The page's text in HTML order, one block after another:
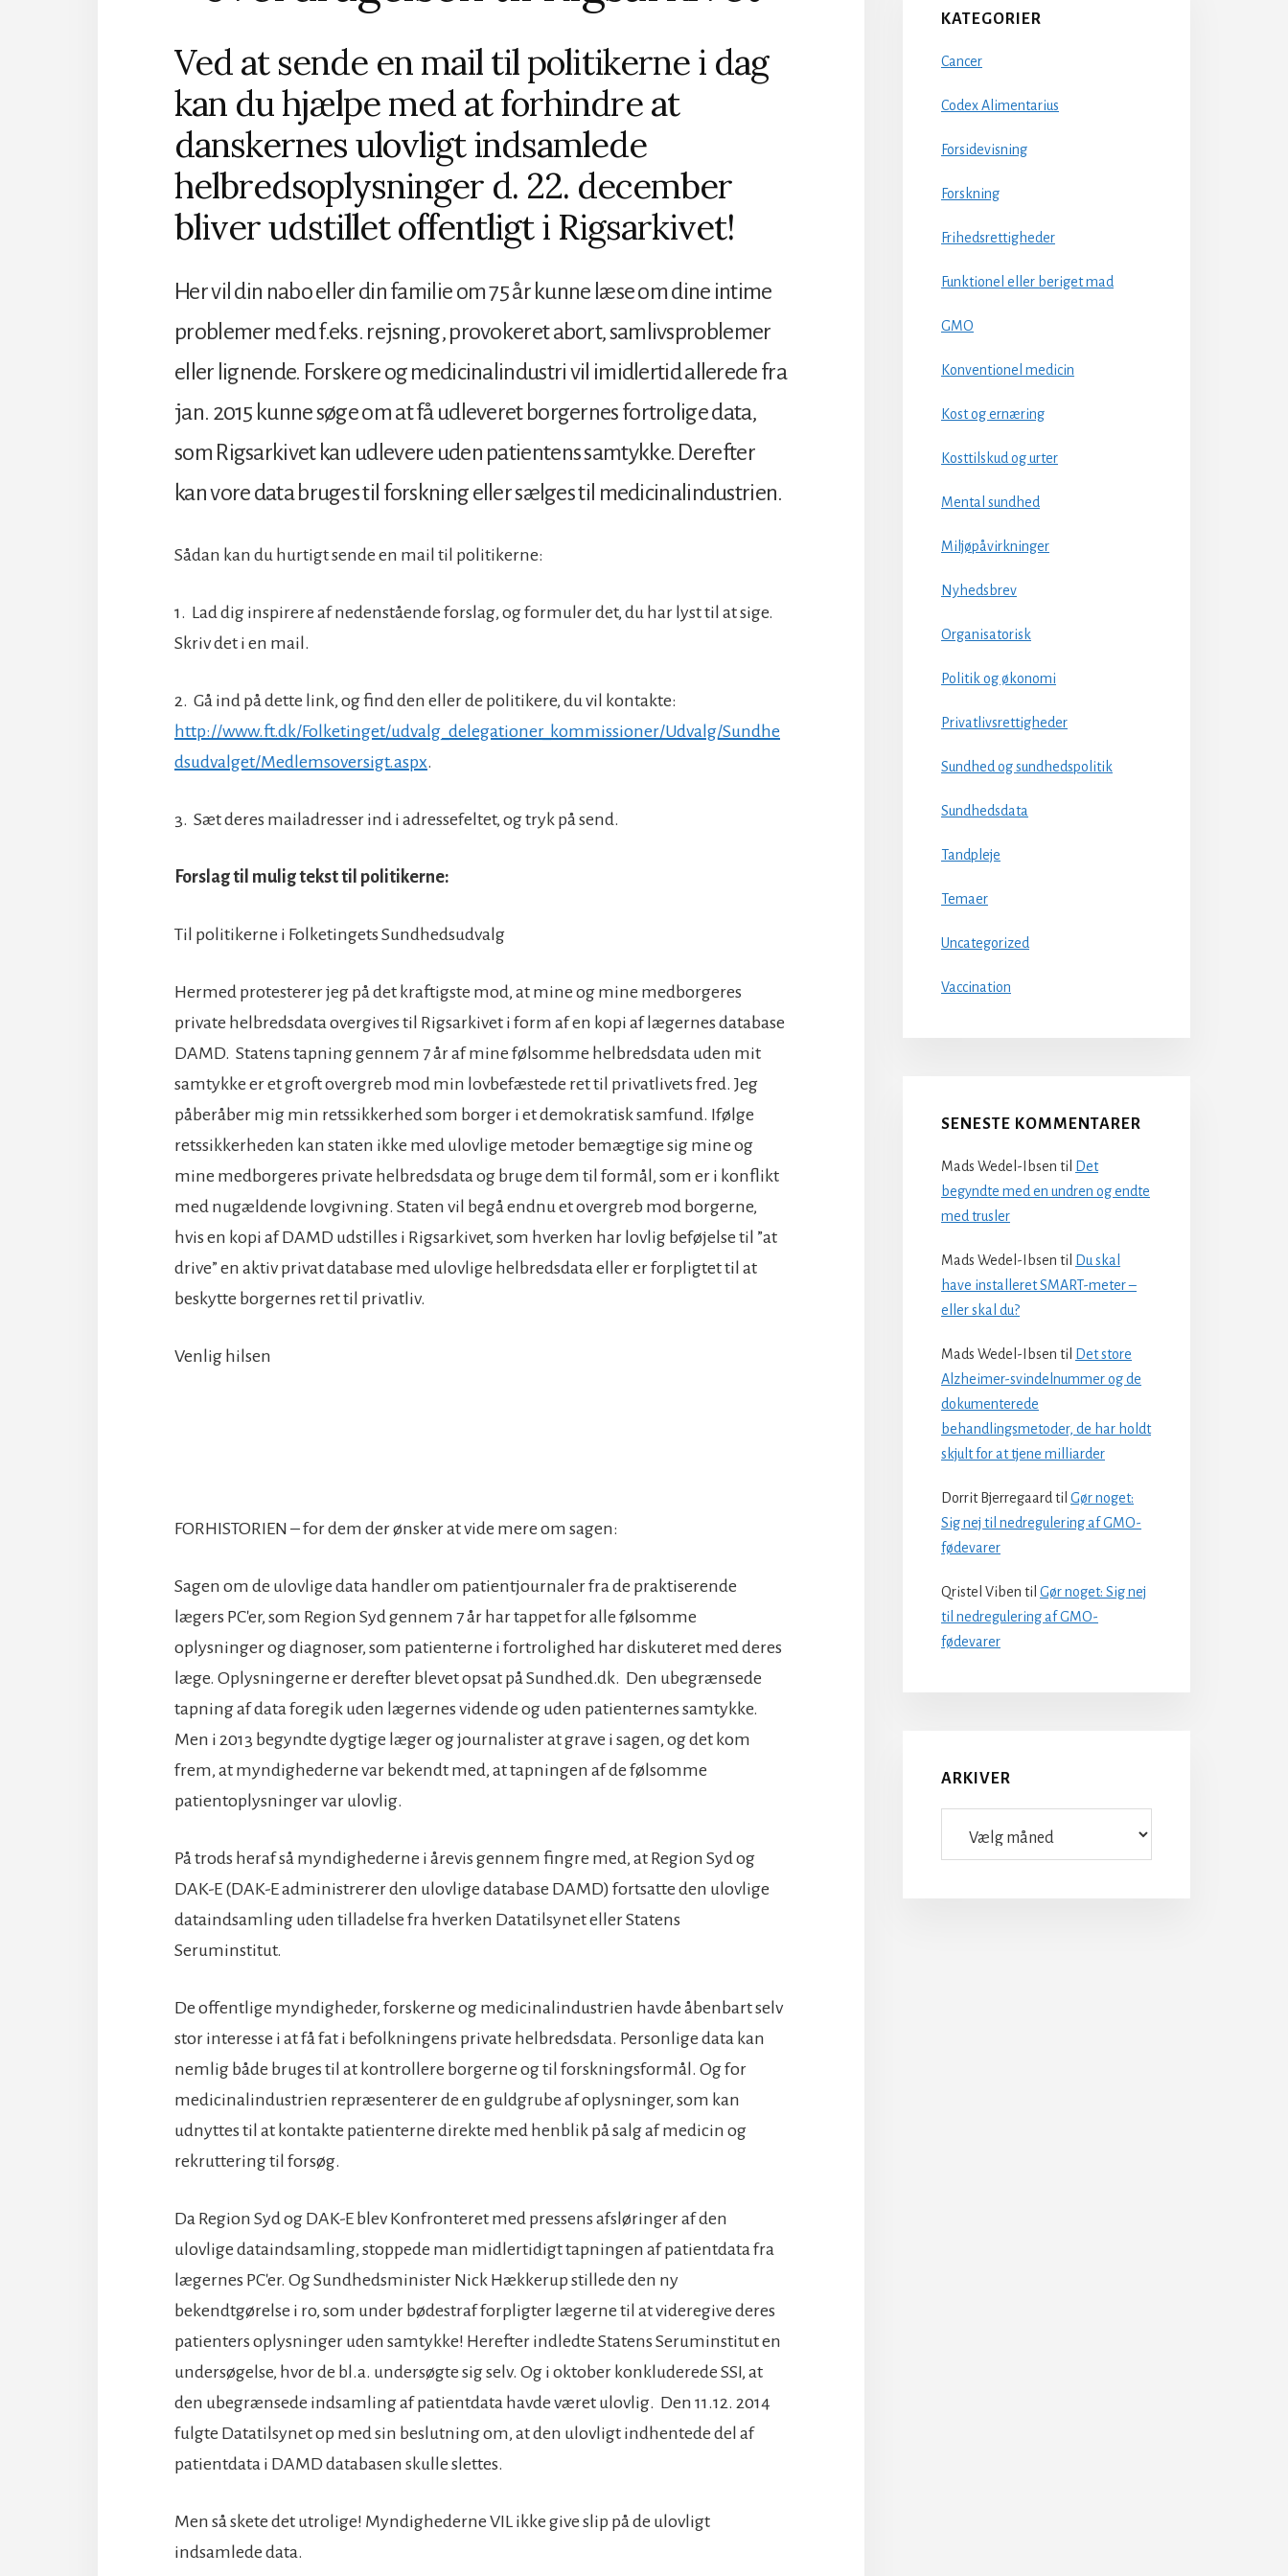
Ved at sende en mail til politikerne i dag
kan du hjælpe med at forhindre at
danskernes ulovligt indsamlede
helbredsoplysninger d. 22. december
bliver udstillet offentligt i Rigsarkivet!
Her vil din nabo eller din familie om 75 år kunne læse om dine intime
problemer med f.eks. rejsning, provokeret abort, samlivsproblemer
eller lignende. Forskere og medicinalindustri vil imidlertid allerede fra
jan. 2015 kunne søge om at få udleveret borgernes fortrolige data,
som Rigsarkivet kan udlevere uden patientens samtykke. Derefter
kan vore data bruges til forskning eller sælges til medicinalindustrien.
Sådan kan du hurtigt sende en mail til politikerne:
1. Lad dig inspirere af nedenstående forslag, og formuler det, du har lyst til at sige.
Skriv det i en mail.
2. Gå ind på dette link, og find den eller de politikere, du vil kontakte:
http://www.ft.dk/Folketinget/udvalg_delegationer_kommissioner/Udvalg/Sundhe
dsudvalget/Medlemsoversigt.aspx.
3. Sæt deres mailadresser ind i adressefeltet, og tryk på send.
Forslag til mulig tekst til politikerne:
Til politikerne i Folketingets Sundhedsudvalg
Hermed protesterer jeg på det kraftigste mod, at mine og mine medborgeres
private helbredsdata overgives til Rigsarkivet i form af en kopi af lægernes database
DAMD. Statens tapning gennem 7 år af mine følsomme helbredsdata uden mit
samtykke er et groft overgreb mod min lovbefæstede ret til privatlivets fred. Jeg
påberåber mig min retssikkerhed som borger i et demokratisk samfund. Ifølge
retssikkerheden kan staten ikke med ulovlige metoder bemægtige sig mine og
mine medborgeres private helbredsdata og bruge dem til formål, som er i konflikt
med nugældende lovgivning. Staten vil begå endnu et overgreb mod borgerne,
hvis en kopi af DAMD udstilles i Rigsarkivet, som hverken har lovlig beføjelse til ”at
drive” en aktiv privat database med ulovlige helbredsdata eller er forpligtet til at
beskytte borgernes ret til privatliv.
Venlig hilsen
FORHISTORIEN – for dem der ønsker at vide mere om sagen:
Sagen om de ulovlige data handler om patientjournaler fra de praktiserende
lægers PC'er, som Region Syd gennem 7 år har tappet for alle følsomme
oplysninger og diagnoser, som patienterne i fortrolighed har diskuteret med deres
læge. Oplysningerne er derefter blevet opsat på Sundhed.dk. Den ubegrænsede
tapning af data foregik uden lægernes vidende og uden patienternes samtykke.
Men i 2013 begyndte dygtige læger og journalister at grave i sagen, og det kom
frem, at myndighederne var bekendt med, at tapningen af de følsomme
patientoplysninger var ulovlig.
På trods heraf så myndighederne i årevis gennem fingre med, at Region Syd og
DAK-E (DAK-E administrerer den ulovlige database DAMD) fortsatte den ulovlige
dataindsamling uden tilladelse fra hverken Datatilsynet eller Statens
Seruminstitut.
De offentlige myndigheder, forskerne og medicinalindustrien havde åbenbart selv
stor interesse i at få fat i befolkningens private helbredsdata. Personlige data kan
nemlig både bruges til at kontrollere borgerne og til forskningsformål. Og for
medicinalindustrien repræsenterer de en guldgrube af oplysninger, som kan
udnyttes til at kontakte patienterne direkte med henblik på salg af medicin og
rekruttering til forsøg.
Da Region Syd og DAK-E blev Konfronteret med pressens afsløringer af den
ulovlige dataindsamling, stoppede man midlertidigt tapningen af patientdata fra
lægernes PC'er. Og Sundhedsminister Nick Hækkerup stillede den ny
bekendtgørelse i ro, som under bødestraf forpligter lægerne til at videregive deres
patienters oplysninger uden samtykke! Herefter indledte Statens Seruminstitut en
undersøgelse, hvor de bl.a. undersøgte sig selv. Og i oktober konkluderede SSI, at
den ubegrænsede indsamling af patientdata havde været ulovlig. Den 11.12. 2014
fulgte Datatilsynet op med sin beslutning om, at den ulovligt indhentede del af
patientdata i DAMD databasen skulle slettes.
Men så skete det utrolige! Myndighederne VIL ikke give slip på de ulovligt
indsamlede data.
KATEGORIER
Cancer
Codex Alimentarius
Forsidevisning
Forskning
Frihedsrettigheder
Funktionel eller beriget mad
GMO
Konventionel medicin
Kost og ernæring
Kosttilskud og urter
Mental sundhed
Miljøpåvirkninger
Nyhedsbrev
Organisatorisk
Politik og økonomi
Privatlivsrettigheder
Sundhed og sundhedspolitik
Sundhedsdata
Tandpleje
Temaer
Uncategorized
Vaccination
SENESTE KOMMENTARER
Mads Wedel-Ibsen til
Det
begyndte med en undren og endte
med trusler
Mads Wedel-Ibsen til
Du skal
have installeret SMART-meter –
eller skal du?
Mads Wedel-Ibsen til
Det store
Alzheimer-svindelnummer og de
dokumenterede
behandlingsmetoder, de har holdt
skjult for at tjene milliarder
Dorrit Bjerregaardtil Gør noget:
Sig nej til nedregulering af GMO-
fødevarer
Qristel Viben til Gør noget: Sig nej
til nedregulering af GMO-
fødevarer
ARKIVER